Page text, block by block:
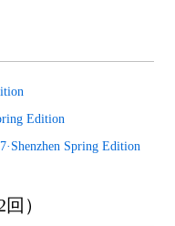
Edition
Spring Edition
）